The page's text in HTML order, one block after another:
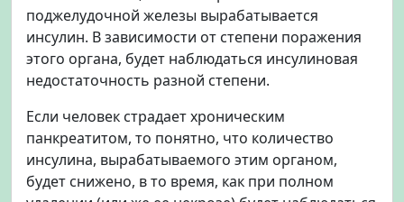
поджелудочной железы вырабатывается
инсулин. В зависимости от степени поражения
этого органа, будет наблюдаться инсулиновая
недостаточность разной степени.
Если человек страдает хроническим
панкреатитом, то понятно, что количество
инсулина, вырабатываемого этим органом,
будет снижено, в то время, как при полном